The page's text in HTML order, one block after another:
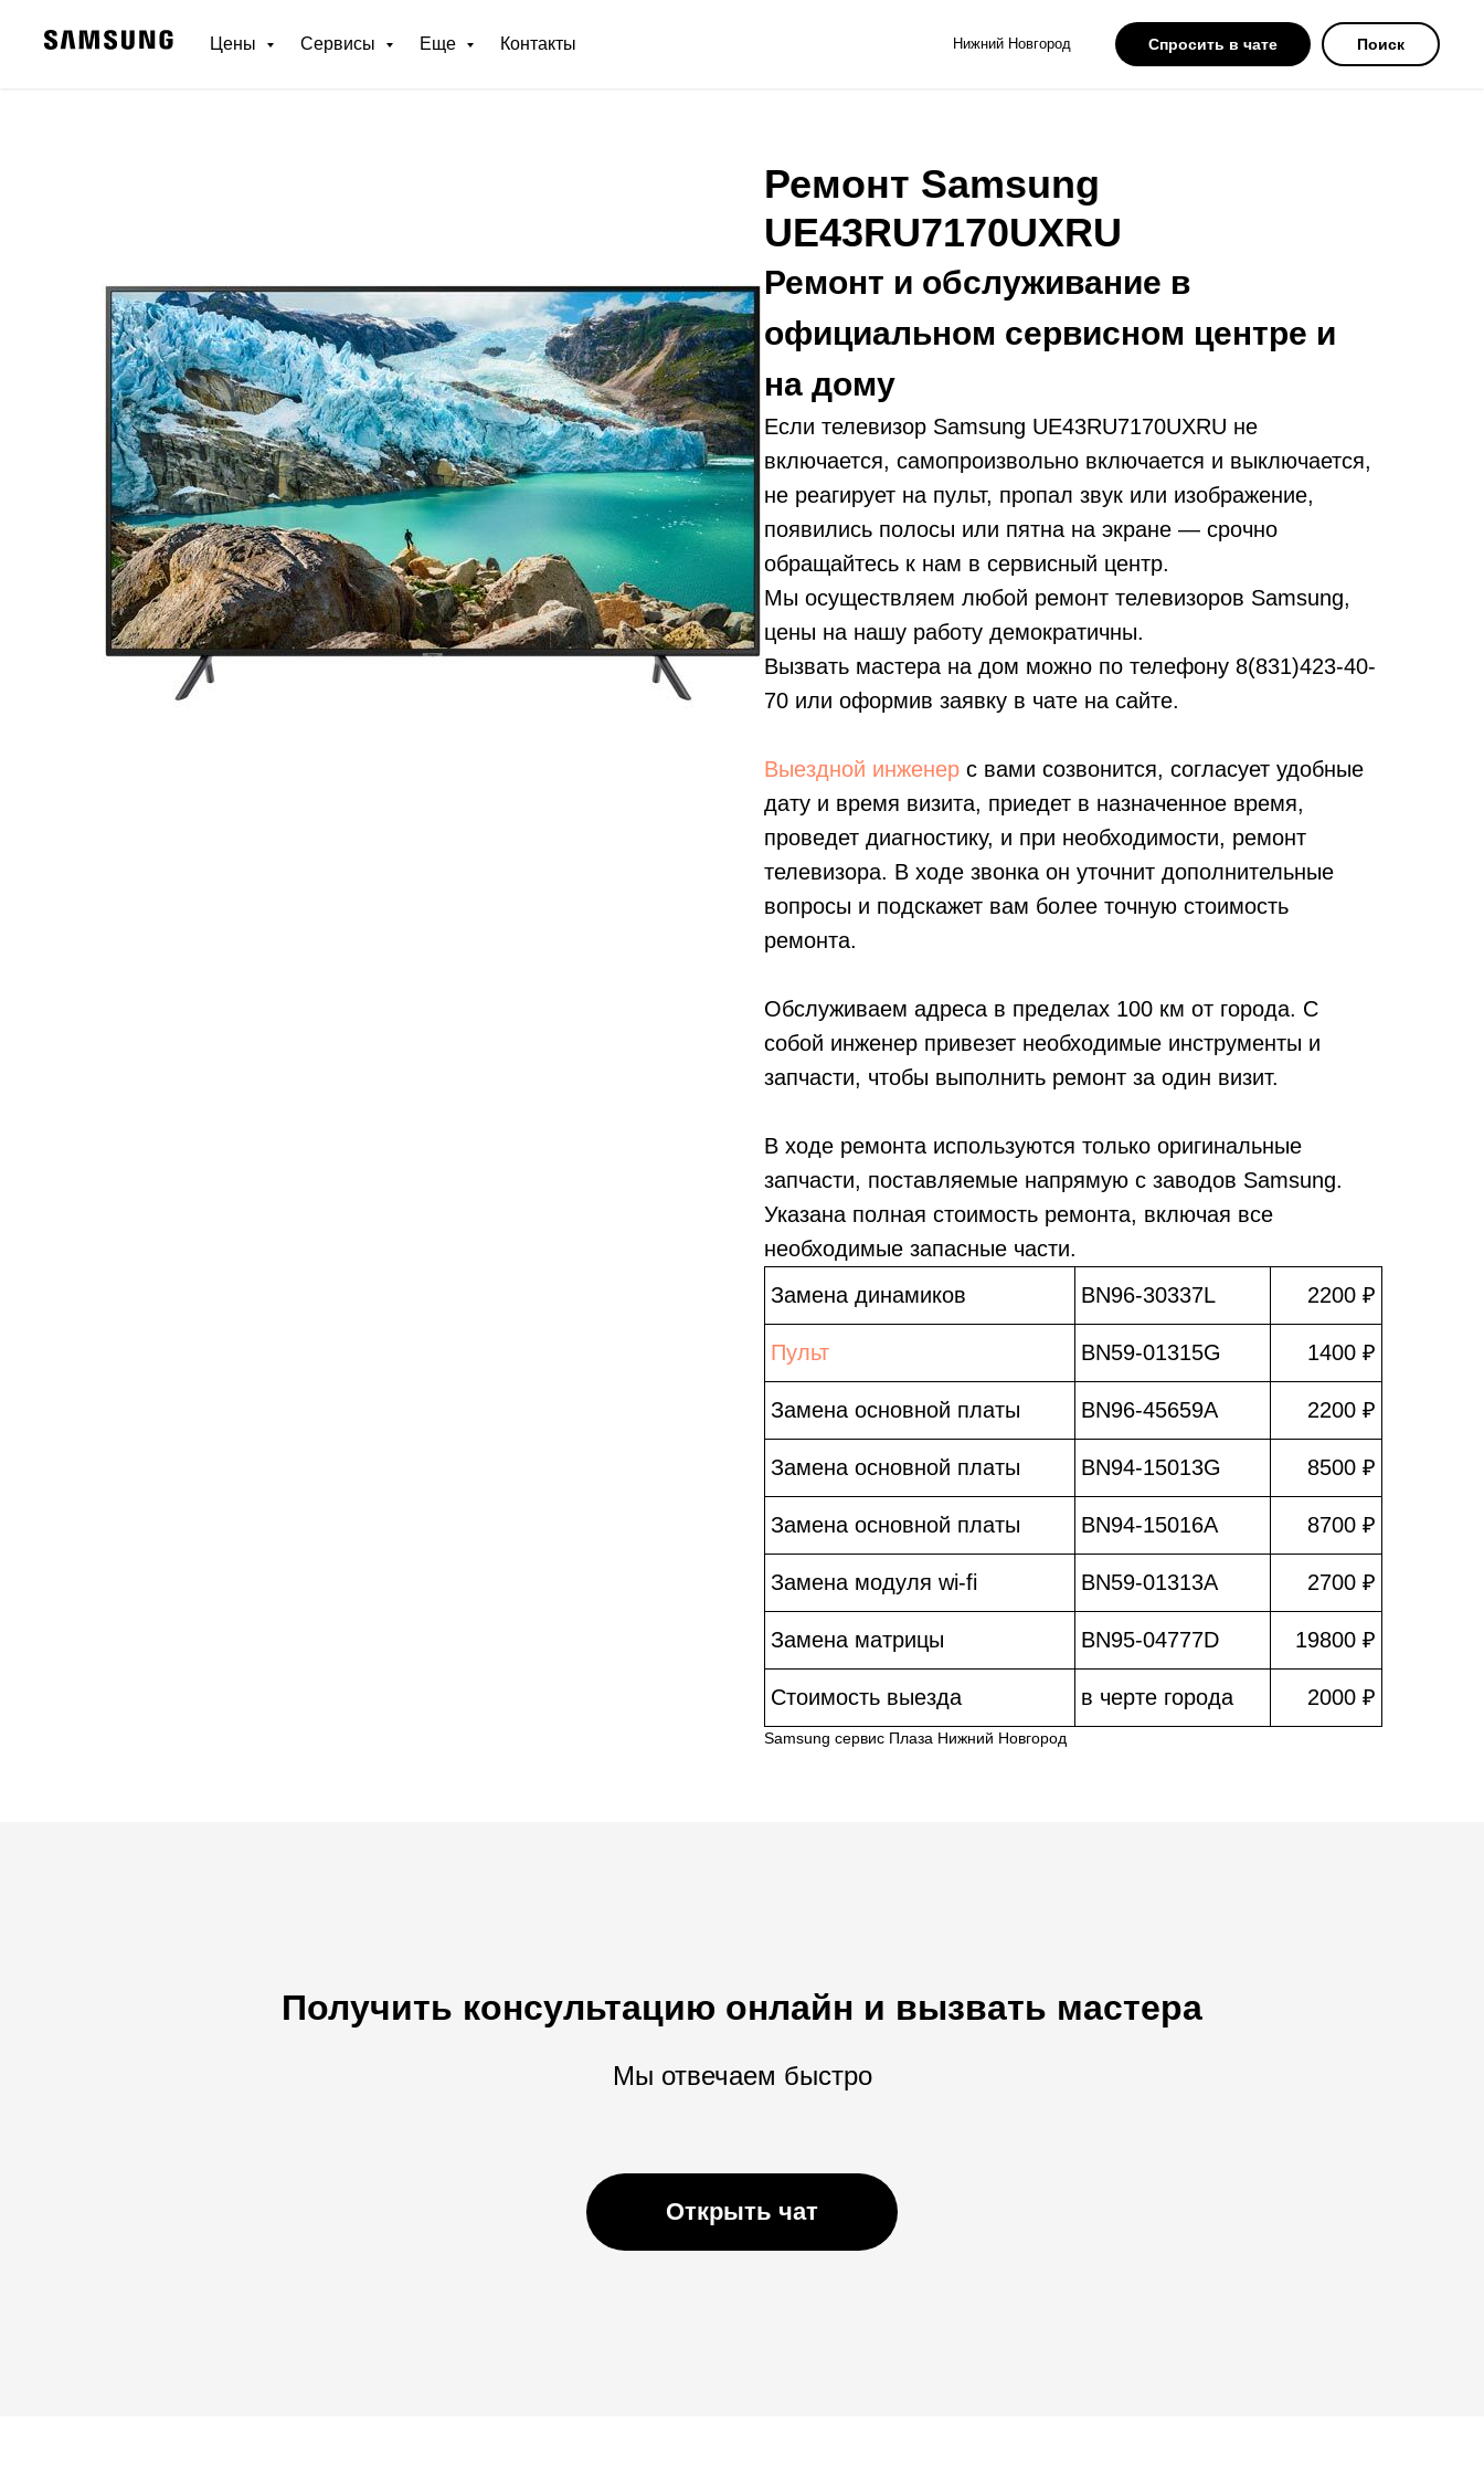
Цены Сервисы Еще Контакты Нижний Новгород Спросить в чате Поиск
Ремонт Samsung
UE43RU7170UXRU
Ремонт и обслуживание в
официальном сервисном центре и
на дому
Если телевизор Samsung UE43RU7170UXRU не
включается, самопроизвольно включается и выключается,
не реагирует на пульт, пропал звук или изображение,
появились полосы или пятна на экране — срочно
обращайтесь к нам в сервисный центр.
Мы осуществляем любой ремонт телевизоров Samsung,
цены на нашу работу демократичны.
Вызвать мастера на дом можно по телефону 8(831)423-40-
70 или оформив заявку в чате на сайте.
Выездной инженер с вами созвонится, согласует удобные
дату и время визита, приедет в назначенное время,
проведет диагностику, и при необходимости, ремонт
телевизора. В ходе звонка он уточнит дополнительные
вопросы и подскажет вам более точную стоимость
ремонта.
Обслуживаем адреса в пределах 100 км от города. С
собой инженер привезет необходимые инструменты и
запчасти, чтобы выполнить ремонт за один визит.
В ходе ремонта используются только оригинальные
запчасти, поставляемые напрямую с заводов Samsung.
Указана полная стоимость ремонта, включая все
необходимые запасные части.
Замена динамиков
BN96-30337L 2200 ₽
Пульт BN59-01315G 1400 ₽
Замена основной платы BN96-45659A 2200 ₽
Замена основной платы BN94-15013G 8500 ₽
Замена основной платы BN94-15016A 8700 ₽
Замена модуля wi-fi BN59-01313A 2700 ₽
Замена матрицы BN95-04777D 19800 ₽
Стоимость выезда в черте города 2000 ₽
Samsung сервис Плаза Нижний Новгород
Получить консультацию онлайн и вызвать мастера
Мы отвечаем быстро
Открыть чат